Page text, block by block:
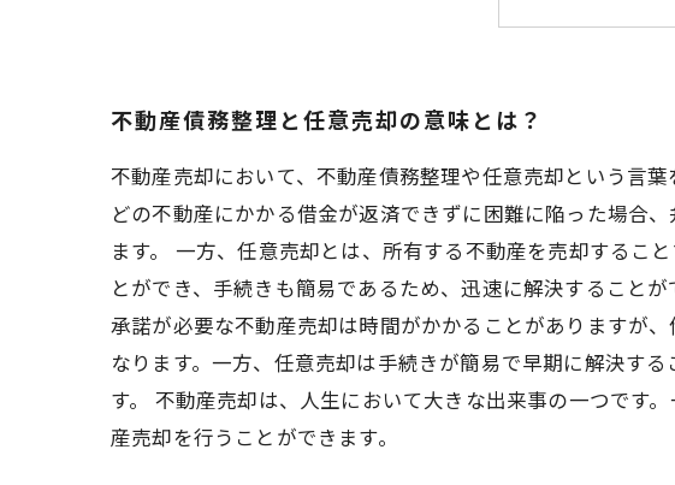
不動産債
不動産債務整理と任意売却の意味とは？
不動産売却において、不動産債務整理や任意売却という言
どの不動産にかかる借金が返済できずに困難に陥った場合
ます。 一方、任意売却とは、所有する不動産を売却するこ
とができ、手続きも簡易であるため、迅速に解決すること
承諾が必要な不動産売却は時間がかかることがありますが
なります。一方、任意売却は手続きが簡易で早期に解決す
す。 不動産売却は、人生において大きな出来事の一つです
産売却を行うことができます。